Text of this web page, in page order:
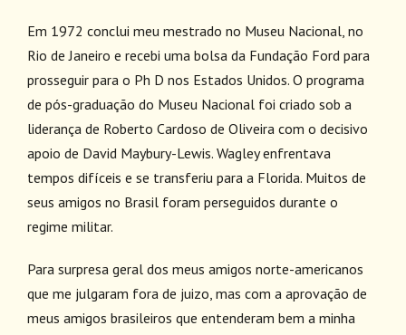
Em 1972 conclui meu mestrado no Museu Nacional, no
Rio de Janeiro e recebi uma bolsa da Fundação Ford para
prosseguir para o Ph D nos Estados Unidos. O programa
de pós-graduação do Museu Nacional foi criado sob a
liderança de Roberto Cardoso de Oliveira com o decisivo
apoio de David Maybury-Lewis. Wagley enfrentava
tempos difíceis e se transferiu para a Florida. Muitos de
seus amigos no Brasil foram perseguidos durante o
regime militar.
Para surpresa geral dos meus amigos norte-americanos
que me julgaram fora de juizo, mas com a aprovação de
meus amigos brasileiros que entenderam bem a minha